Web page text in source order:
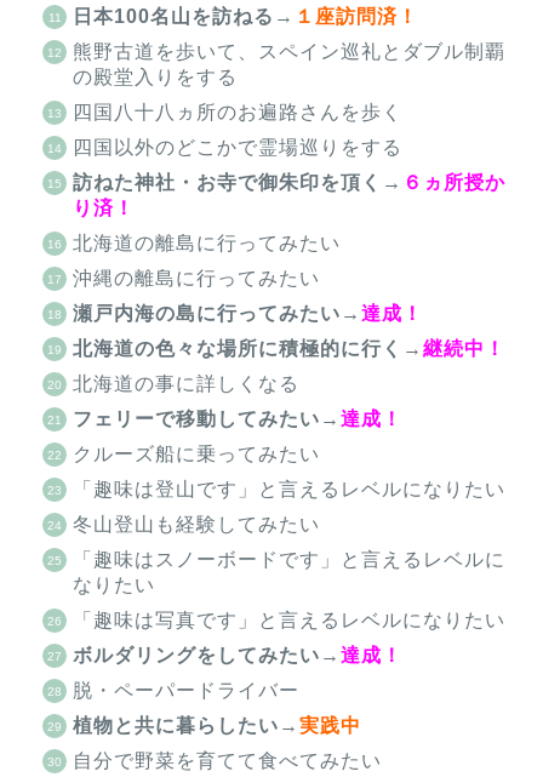
日本100名山を訪ねる → １座訪問済！
熊野古道を歩いて、スペイン巡礼とダブル制覇
の殿堂入りをする
四国八十八ヵ所のお遍路さんを歩く
四国以外のどこかで霊場巡りをする
訪ねた神社・お寺で御朱印を頂く→ ６ヵ所授か
り済！
北海道の離島に行ってみたい
沖縄の離島に行ってみたい
瀬戸内海の島に行ってみたい→ 達成！
北海道の色々な場所に積極的に行く→ 継続中！
北海道の事に詳しくなる
フェリーで移動してみたい→ 達成！
クルーズ船に乗ってみたい
「趣味は登山です」と言えるレベルになりたい
冬山登山も経験してみたい
「趣味はスノーボードです」と言えるレベルに
なりたい
「趣味は写真です」と言えるレベルになりたい
ボルダリングをしてみたい→ 達成！
脱・ペーパードライバー
植物と共に暮らしたい → 実践中
自分で野菜を育てて食べてみたい